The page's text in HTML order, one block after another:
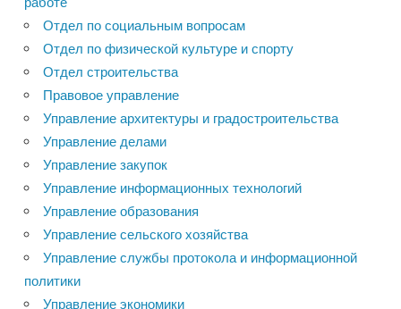
Отдел по социальным вопросам
Отдел по физической культуре и спорту
Отдел строительства
Правовое управление
Управление архитектуры и градостроительства
Управление делами
Управление закупок
Управление информационных технологий
Управление образования
Управление сельского хозяйства
Управление службы протокола и информационной
политики
Управление экономики